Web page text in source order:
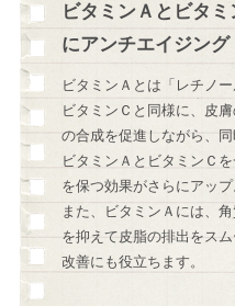
ビタミンＡとビタ
にアンチエイジング
ビタミンＡとは「レチノー
ビタミンＣと同様に、皮
の合成を促進しながら、
ビタミンＡとビタミンＣ
を保つ効果がさらにアップ
また、ビタミンＡには、
を抑えて皮脂の排出をス
改善にも役立ちます。